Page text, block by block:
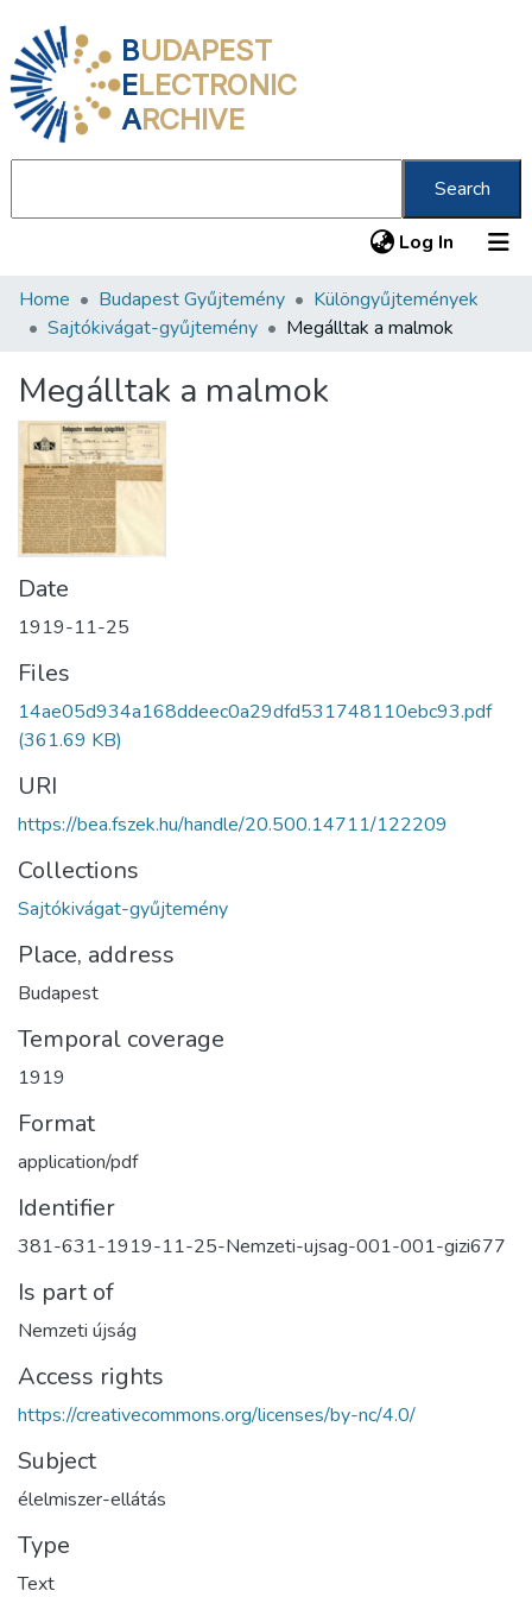
BUDAPEST
ELECTRONIC
ARCHIVE
Search
Log In (current)
Communities & Collections
Statistics
About us
Home Budapest Gyűjtemény
Különgyűjtemények
Sajtókivágat-gyűjtemény
Megálltak a malmok
Megálltak a malmok
Date
1919-11-25
Files
14ae05d934a168ddeec0a29dfd531748110ebc93.pdf
(361.69 KB)
URI
https://bea.fszek.hu/handle/20.500.14711/122209
Collections
Sajtókivágat-gyűjtemény
Place, address
Budapest
Temporal coverage
1919
Format
application/pdf
Identifier
381-631-1919-11-25-Nemzeti-ujsag-001-001-gizi677
Is part of
Nemzeti újság
Access rights
https://creativecommons.org/licenses/by-nc/4.0/
Subject
élelmiszer-ellátás
Type
Text